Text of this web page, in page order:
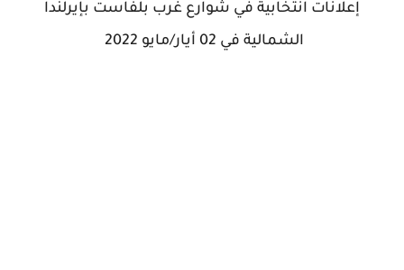
إعلانات انتخابية في شوارع غرب بلفاست بإيرلندا
الشمالية في 02 أيار/مايو 2022